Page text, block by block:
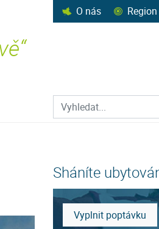
O nás Region
Prohledat web
Sháníte
Vyplnit poptávku